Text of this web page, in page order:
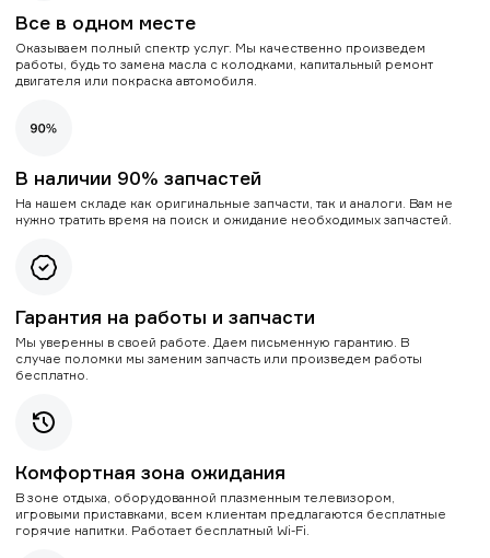
Все в одном месте
Оказываем полный спектр услуг. Мы качественно произведем
работы, будь то замена масла с колодками, капитальный ремонт
двигателя или покраска автомобиля.
В наличии 90% запчастей
На нашем складе как оригинальные запчасти, так и аналоги. Вам не
нужно тратить время на поиск и ожидание необходимых запчастей.
Гарантия на работы и запчасти
Мы уверенны в своей работе. Даем письменную гарантию. В
случае поломки мы заменим запчасть или произведем работы
бесплатно.
Комфортная зона ожидания
В зоне отдыха, оборудованной плазменным телевизором,
игровыми приставками, всем клиентам предлагаются бесплатные
горячие напитки. Работает бесплатный Wi-Fi.